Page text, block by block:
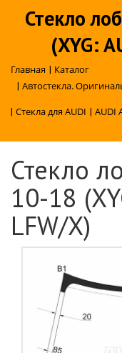
Стекло
(XYG:
Главная | Каталог
| Автостекла.
| Стекла для AUDI | AUDI
Стекло
10-18
LFW/X)